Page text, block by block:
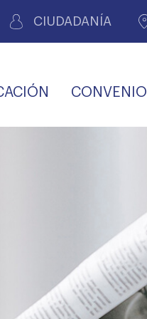
CIUDADANÍA
SALUD Y
AGENCIA DE